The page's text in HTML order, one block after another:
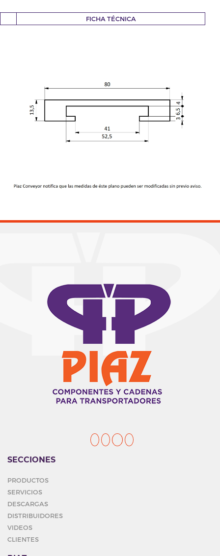
FICHA TÉCNICA
SECCIONES
PRODUCTOS
SERVICIOS
DESCARGAS
DISTRIBUIDORES
VIDEOS
CLIENTES